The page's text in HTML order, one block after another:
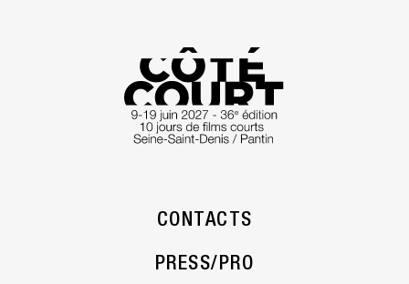
CONTACTS
PRESS/PRO